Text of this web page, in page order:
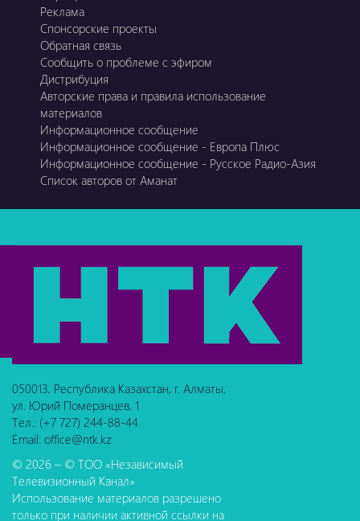
Реклама
Спонсорские проекты
Обратная связь
Сообщить о проблеме с эфиром
Дистрибуция
Авторские права и правила использование
материалов
Информационное сообщение
Информационное сообщение - Европа Плюс
Информационное сообщение - Русское Радио-Азия
Список авторов от Аманат
050013, Республика Казахстан, г. Алматы,
ул. Юрий Померанцев, 1
Тел.: (+7 727) 244-88-44
Email: office@ntk.kz
© 2026 – © ТОО «Независимый
Телевизионный Канал»
Использование материалов разрешено
только при наличии активной ссылки на